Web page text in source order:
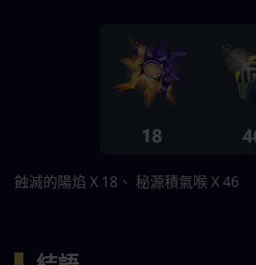
蝕滅的陽焰 X 18、 秘源積氣喉 X 46